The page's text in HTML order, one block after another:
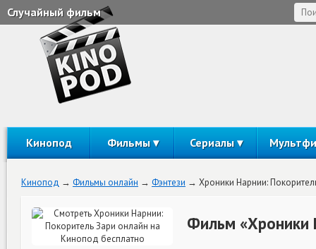
Случайный фильм
Кинопод Фильмы Сериалы
Кинопод Фильмы онлайн Фэнтези Хроники Нарнии:
Фильм «Хроники